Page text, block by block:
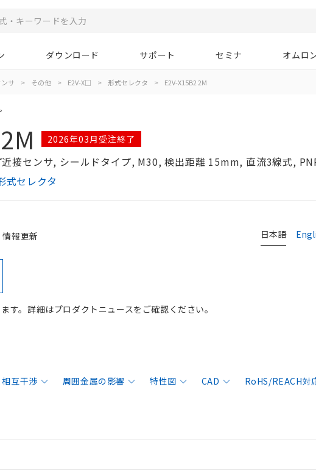
ダウンロード サポート セミナ オムロ
サ > その他 > E2V-X□ > 形式セレクタ > E2V-X15B2 2M
2026年03月受注終了
接センサ, シールドタイプ, M30, 検出距離 15mm, 直流3線式,
式セレクタ
日本語
報更新
す。詳細はプロダクトニュースをご確認ください。
相互干渉 周囲金属の影響 特性図 CAD
RoHS/REACH対